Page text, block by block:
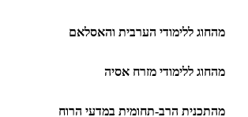
מהחוג ללימודי הערבית והאסלאם
מהחוג ללימודי מזרח אסיה
מהתכנית הרב-תחומית במדעי הרוח